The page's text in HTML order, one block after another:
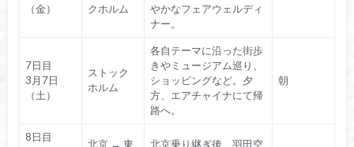
（金）
クホルム
やかなフェアウェルディ
ナー。
7日目
3月7日
（土）
ストック
ホルム
各自テーマに沿った街歩
きやミュージアム巡り、
ショッピングなど。夕
方、エアチャイナにて帰
路へ。
朝
8日目
北京 → 東
北京乗り継ぎ後、羽田空